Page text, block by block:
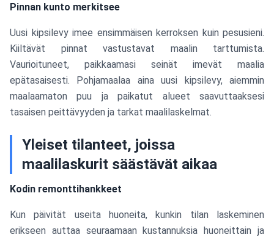
Pinnan kunto merkitsee
Uusi kipsilevy imee ensimmäisen kerroksen kuin pesusieni.
Kiiltävät pinnat vastustavat maalin tarttumista.
Vaurioituneet, paikkaamasi seinät imevät maalia
epätasaisesti. Pohjamaalaa aina uusi kipsilevy, aiemmin
maalaamaton puu ja paikatut alueet saavuttaaksesi
tasaisen peittävyyden ja tarkat maalilaskelmat.
Yleiset tilanteet, joissa
maalilaskurit säästävät aikaa
Kodin remonttihankkeet
Kun päivität useita huoneita, kunkin tilan laskeminen
erikseen auttaa seuraamaan kustannuksia huoneittain ja